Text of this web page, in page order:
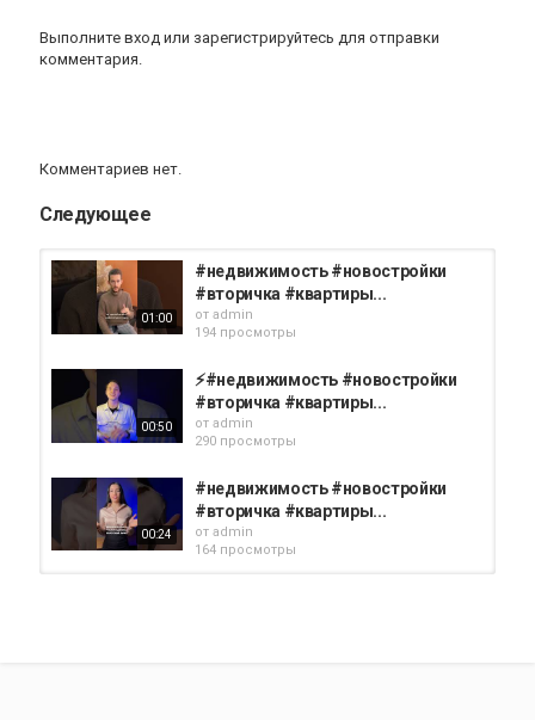
Выполните вход или зарегистрируйтесь для отправки
комментария.
Комментариев нет.
Следующее
01:00
#недвижимость #новостройки
#вторичка #квартиры...
от admin
194 просмотры
00:50
⚡️#недвижимость #новостройки
#вторичка #квартиры...
от admin
290 просмотры
00:24
#недвижимость #новостройки
#вторичка #квартиры...
от admin
164 просмотры